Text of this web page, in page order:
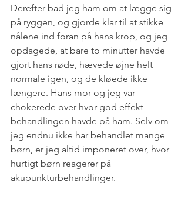
Derefter bad jeg ham om at lægge sig
på ryggen, og gjorde klar til at stikke
nålene ind foran på hans krop, og jeg
opdagede, at bare to minutter havde
gjort hans røde, hævede øjne helt
normale igen, og de kløede ikke
længere. Hans mor og jeg var
chokerede over hvor god effekt
behandlingen havde på ham. Selv om
jeg endnu ikke har behandlet mange
børn, er jeg altid imponeret over, hvor
hurtigt børn reagerer på
akupunkturbehandlinger.